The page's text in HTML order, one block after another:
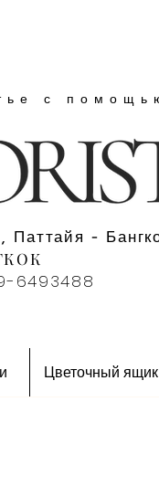
с
-
6493488
Цветочный ящик